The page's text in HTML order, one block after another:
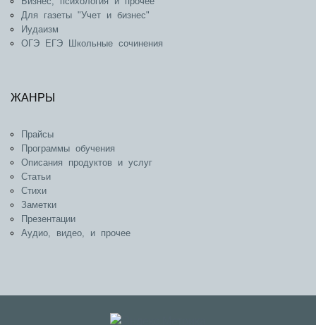
Для газеты "Учет и бизнес"
Иудаизм
ОГЭ ЕГЭ Школьные сочинения
ЖАНРЫ
Прайсы
Программы обучения
Описания продуктов и услуг
Статьи
Стихи
Заметки
Презентации
Аудио, видео, и прочее